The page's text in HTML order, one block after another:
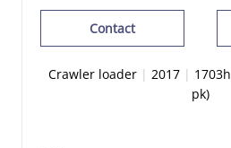
Contact
Crawler loader| 2017| 1703h
pk)